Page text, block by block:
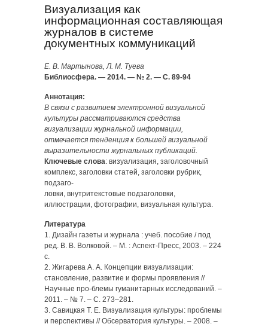
Визуализация как
информационная составляющая
журналов в системе
документных коммуникаций
Е. В. Мартынова, Л. М. Туева
Библиосфера. — 2014. — № 2. — С. 89-94
Аннотация:
В связи с развитием электронной визуальной
культуры рассматриваются средства
визуализации журнальной информации,
отмечается тенденция к большей визуальной
выразительности журнальных публикаций.
Ключевые слова: визуализация, заголовочный
комплекс, заголовки статей, заголовки рубрик,
подзаго-
ловки, внутритекстовые подзаголовки,
иллюстрации, фотографии, визуальная культура.
Литература
1. Дизайн газеты и журнала : учеб. пособие / под
ред. В. В. Волковой. – М. : Аспект-Пресс, 2003. – 224
с.
2. Жигарева А. А. Концепции визуализации:
становление, развитие и формы проявления //
Научные про-блемы гуманитарных исследований. –
2011. – № 7. – С. 273–281.
3. Савицкая Т. Е. Визуализация культуры: проблемы
и перспективы // Обсерватория культуры. – 2008. –